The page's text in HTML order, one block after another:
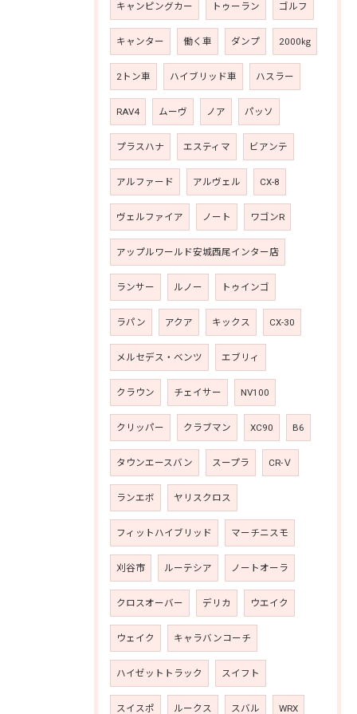
キャンピングカー トゥーラン ゴルフ
キャンター 働く車 ダンプ 2000㎏
2トン車 ハイブリッド車 ハスラー
RAV4 ムーヴ ノア パッソ
プラスハナ エスティマ ビアンテ
アルファード アルヴェル CX-8
ヴェルファイア ノート ワゴンR
アップルワールド安城西尾インター店
ランサー ルノー トゥインゴ
ラパン アクア キックス CX-30
メルセデス・ベンツ エブリィ
クラウン チェイサー NV100
クリッパー クラブマン XC90 B6
タウンエースバン スープラ CR-Ｖ
ランエボ ヤリスクロス
フィットハイブリッド マーチニスモ
刈谷市 ルーテシア ノートオーラ
クロスオーバー デリカ ウエイク
ウェイク キャラバンコーチ
ハイゼットトラック スイフト
スイスポ ルークス スバル WRX